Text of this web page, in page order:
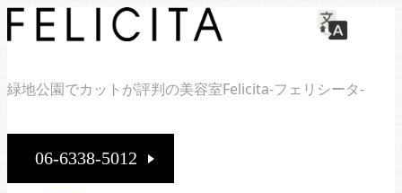
緑地公園でカットが評判の美容室Felicita-フェリシータ-
06-6338-5012